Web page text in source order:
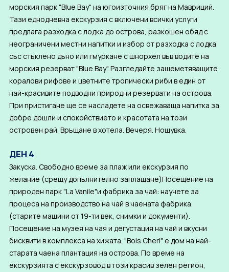
морския парк "Blue Bay" на югоизточния бряг на Мавриций.
Тази еднодневна екскурзия с включени всички услуги
предлага разходка с лодка до острова, разкошен обяд с
неограничени местни напитки и избор от разходка с лодка
със стъклено дъно или гмуркане с шнорхел във водите на
морския резерват "Blue Bay". Разгледайте зашеметяващите
коралови рифове и цветните тропически риби в един от
най-красивите подводни природни резервати на острова.
При пристигане ще се насладете на освежаваща напитка за
добре дошли и спокойствието и красотата на този
островен рай. Връщане в хотела. Вечеря. Нощувка.
ДЕН 4
Закуска. Свободно време за плаж или екскурзия по
желание (срещу допълнително заплащане)Посещение на
природен парк "La Vanile"и фабрика за чай: научете за
процеса на производство на чай в чаената фабрика
(старите машини от 19-ти век, снимки и документи).
Посещение на музея на чая и дегустация на чай и вкусни
бисквити в комплекса на хижата. "Bois Cheri" е дом на най-
старата чаена плантация на острова. По време на
екскурзията с екскурзовод в този красив зелен регион,